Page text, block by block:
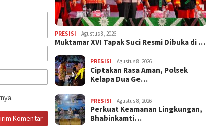
PRESISI Agustus 8, 2026
Muktamar XVI Tapak Suci Resmi Dibuka di …
PRESISI Agustus 8, 2026
Ciptakan Rasa Aman, Polsek
Kelapa Dua Ge…
PRESISI Agustus 8, 2026
Perkuat Keamanan Lingkungan,
Bhabinkamti…